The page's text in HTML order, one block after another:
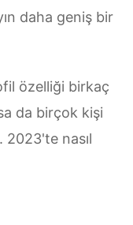
daha geniş bir
özelliği birkaç
da birçok kişi
2023'te nasıl